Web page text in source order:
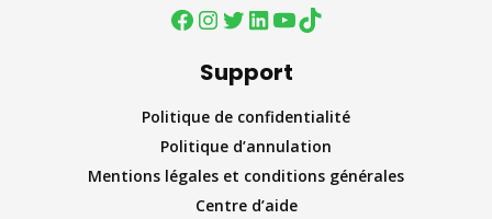
Support
Politique de confidentialité
Politique d’annulation
Mentions légales et conditions générales
Centre d’aide